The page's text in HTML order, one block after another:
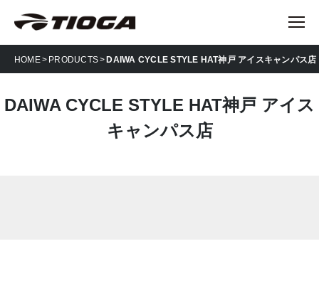
HOME PRODUCTS DAIWA CYCLE STYLE HAT神戸 アイスキャンパス店
DAIWA CYCLE STYLE HAT神戸 アイス
キャンパス店